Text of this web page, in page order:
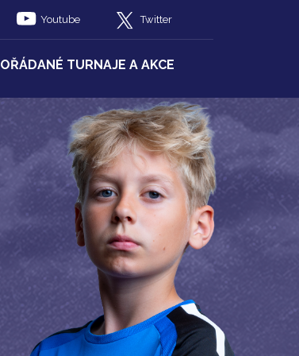
Youtube Twitter
TURNAJE A AKCE